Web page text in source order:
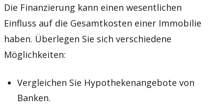
Die Finanzierung kann einen wesentlichen
Einfluss auf die Gesamtkosten einer Immobilie
haben. Überlegen Sie sich verschiedene
Möglichkeiten:
Vergleichen Sie Hypothekenangebote von
Banken.